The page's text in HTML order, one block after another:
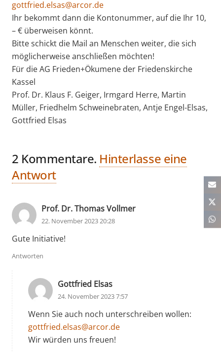
gottfried.elsas@arcor.de
Ihr bekommt dann die Kontonummer, auf die Ihr 10,
– € überweisen könnt.
Bitte schickt die Mail an Menschen weiter, die sich
möglicherweise anschließen möchten!
Für die AG Frieden+Ökumene der Friedenskirche
Kassel
Prof. Dr. Klaus F. Geiger, Irmgard Herre, Martin
Müller, Friedhelm Schweinebraten, Antje Engel-Elsas,
Gottfried Elsas
2 Kommentare. Hinterlasse eine
Antwort
Prof. Dr. Thomas Vollmer
22. November 2023 20:28
Gute Initiative!
Antworten
Gottfried Elsas
24. November 2023 7:57
Wenn Sie auch noch unterschreiben wollen:
gottfried.elsas@arcor.de
Wir würden uns freuen!